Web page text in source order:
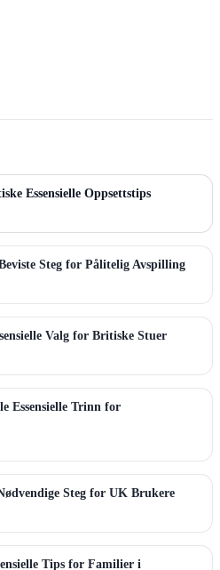
Essensielle Oppsettstips
Steg for Pålitelig Avspilling
Valg for Britiske Stuer
Essensielle Trinn for
Steg for UK Brukere
Tips for Familier i